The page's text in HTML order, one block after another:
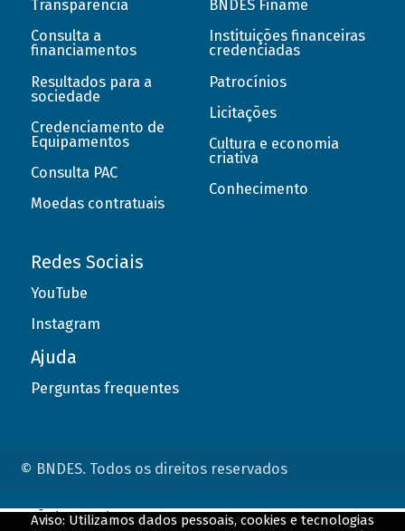
Transparência
Consulta a
financiamentos
Resultados para a
sociedade
Credenciamento de
Equipamentos
Consulta PAC
Moedas contratuais
BNDES Finame
Instituições financeiras
credenciadas
Patrocínios
Licitações
Cultura e economia
criativa
Conhecimento
Redes Sociais
YouTube
Instagram
Ajuda
Perguntas frequentes
© BNDES. Todos os direitos reservados
Aviso: Utilizamos dados pessoais, cookies e tecnologias
ConteÃºdo complementar